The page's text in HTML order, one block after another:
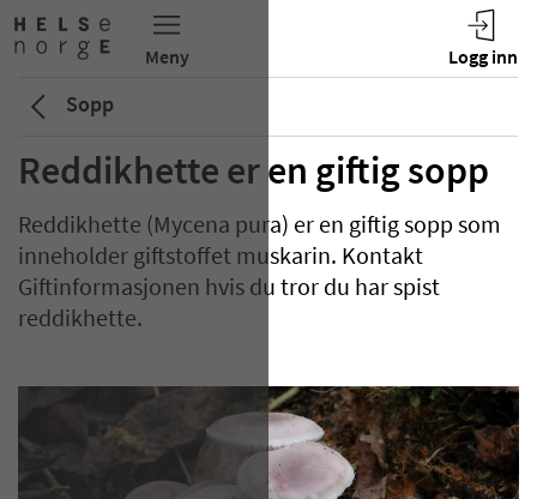
Sopp
Reddikhette er en giftig sopp
Reddikhette (Mycena pura) er en giftig sopp som
inneholder giftstoffet muskarin. Kontakt
Giftinformasjonen hvis du tror du har spist
reddikhette.